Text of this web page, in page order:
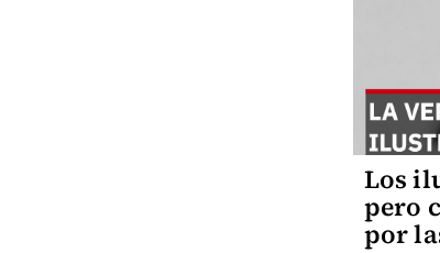
Los
pero
por